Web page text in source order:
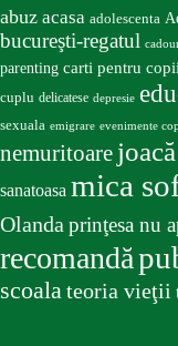
abuz acasa adolescenta
bucureşti-regatul
parenting carti pentru
cuplu delicatese depresie
sexuala emigrare evenimente
nemuritoare joacă
sanatoasa mica
Olandaprinţesa nu
recomandă
scoalateoria vieţii